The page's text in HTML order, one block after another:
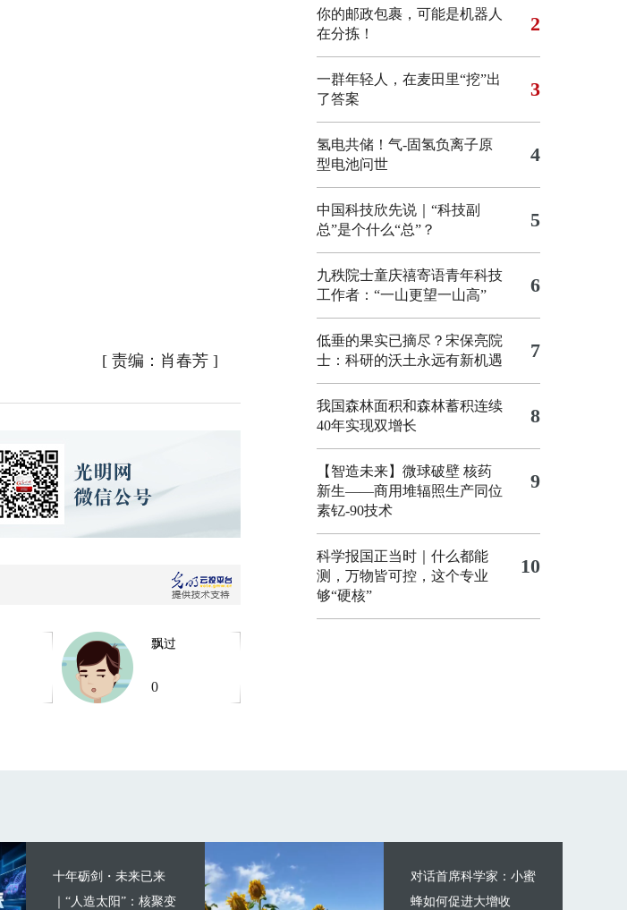
[ 责编：肖春芳 ]
飘过
0
你的邮政包裹，可能是机器人
在分拣！
2
一群年轻人，在麦田里“挖”出
了答案
3
氢电共储！气-固氢负离子原
型电池问世
4
中国科技欣先说｜“科技副
总”是个什么“总”？
5
九秩院士童庆禧寄语青年科技
工作者：“一山更望一山高”
6
低垂的果实已摘尽？宋保亮院
士：科研的沃土永远有新机遇
7
我国森林面积和森林蓄积连续
40年实现双增长
8
【智造未来】微球破壁 核药
新生——商用堆辐照生产同位
素钇-90技术
9
科学报国正当时｜什么都能
测，万物皆可控，这个专业
够“硬核”
10
十年砺剑・未来已来
｜“人造太阳”：核聚变
对话首席科学家：小蜜
蜂如何促进大增收